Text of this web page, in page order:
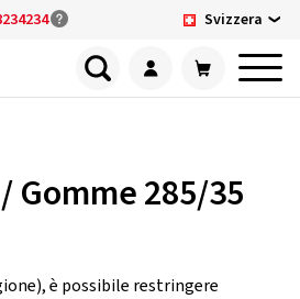
Svizzera
Gomme 285/35
è possibile restringere